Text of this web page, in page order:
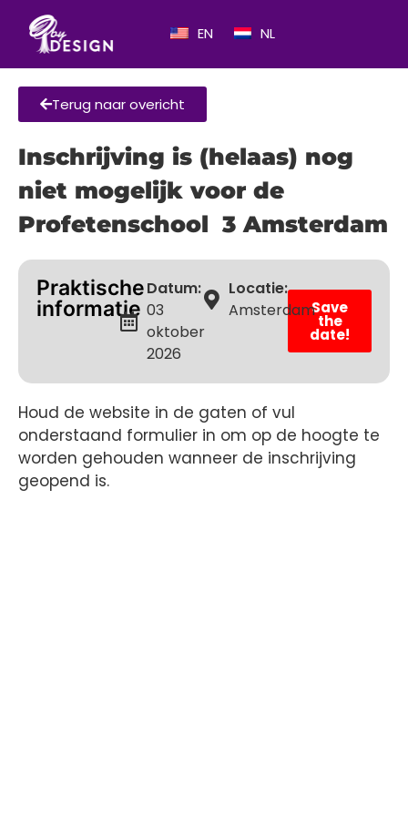
EN NL
Terug naar overicht
Inschrijving is (helaas) nog
niet mogelijk voor de
Profetenschool 3 Amsterdam
Praktische
informatie
Datum:
03
oktober
2026
Save
the
date!
Locatie:
Amsterdam
Houd de website in de gaten of vul
onderstaand formulier in om op de hoogte te
worden gehouden wanneer de inschrijving
geopend is.